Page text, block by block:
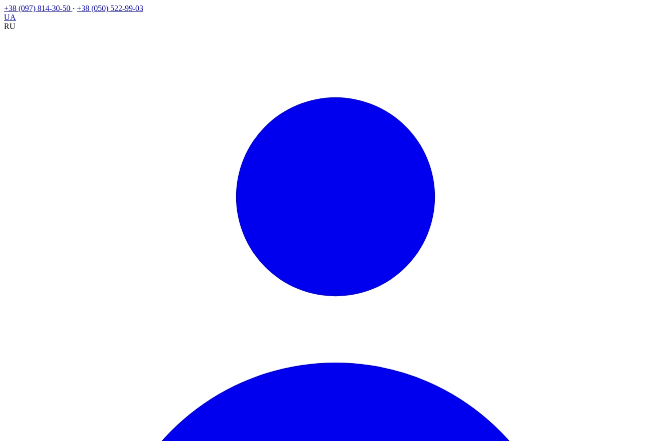
+38 (097) 814-30-50 · +38 (050) 522-99-03
UA
RU